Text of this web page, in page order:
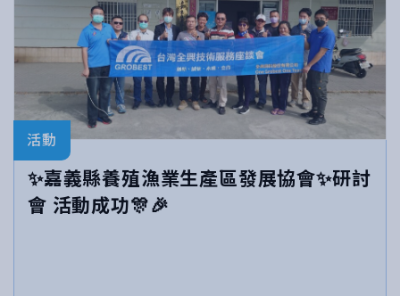
活動
✨嘉義縣養殖漁業生產區發展協會✨研討
會 活動成功🎊🎉